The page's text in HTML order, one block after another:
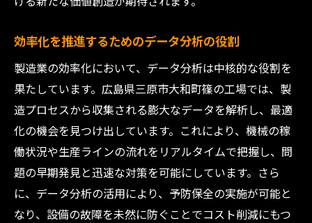
効率化を推進するためのデータ分析の役割
製造業の効率化において、データ分析は中核的な役割を
果たしています。広島県三原市大和町篠の工場では、製
造プロセスから収集される膨大なデータを解析し、最適
化の機会を見つけ出しています。これにより、機械の稼
働状況や生産ラインの流れをリアルタイムで把握し、問
題の早期発見と迅速な対策を可能にしています。さら
に、データ分析の活用により、予防保全の実施が可能と
なり、設備の故障を未然に防ぐことでコスト削減にもつ